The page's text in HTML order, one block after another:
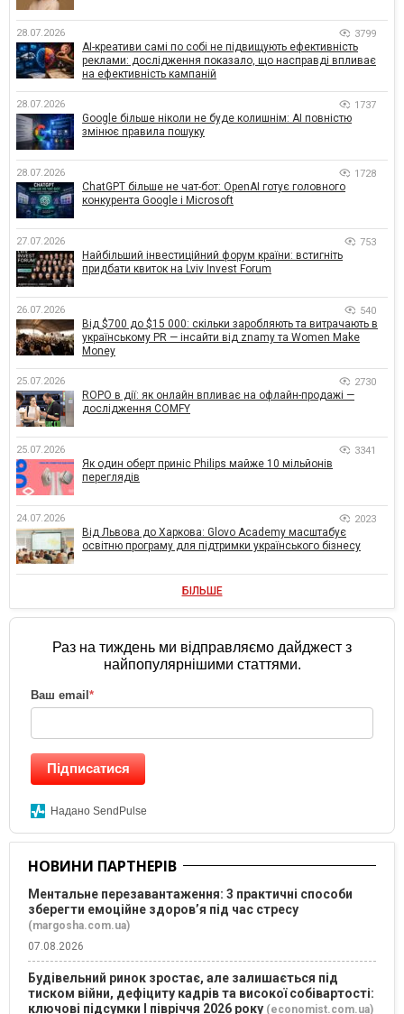
28.07.2026 3799
AI-креативи самі по собі не підвищують ефективність
реклами: дослідження показало, що насправді впливає
на ефективність кампаній
28.07.2026 1737
Google більше ніколи не буде колишнім: AI повністю
змінює правила пошуку
28.07.2026 1728
ChatGPT більше не чат-бот: OpenAI готує головного
конкурента Google і Microsoft
27.07.2026 753
Найбільший інвестиційний форум країни: встигніть
придбати квиток на Lviv Invest Forum
26.07.2026 540
Від $700 до $15 000: скільки заробляють та витрачають в
українському PR — інсайти від znamy та Women Make
Money
25.07.2026 2730
ROPO в дії: як онлайн впливає на офлайн-продажі —
дослідження COMFY
25.07.2026 3341
Як один оберт приніс Philips майже 10 мільйонів
переглядів
24.07.2026 2023
Від Львова до Харкова: Glovo Academy масштабує
освітню програму для підтримки українського бізнесу
БІЛЬШЕ
Раз на тиждень ми відправляємо дайджест з
найпопулярнішими статтями.
Ваш email *
Підписатися
Надано SendPulse
НОВИНИ ПАРТНЕРІВ
Ментальне перезавантаження: 3 практичні способи
зберегти емоційне здоров’я під час стресу
(margosha.com.ua)
07.08.2026
Будівельний ринок зростає, але залишається під
тиском війни, дефіциту кадрів та високої собівартості:
ключові підсумки І півріччя 2026 року (economist.com.ua)